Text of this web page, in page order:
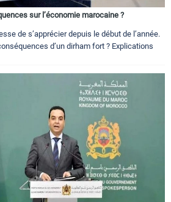
sur l’économie marocaine ?
de s’apprécier depuis le début de l’année.
d’un dirham fort ? Explications